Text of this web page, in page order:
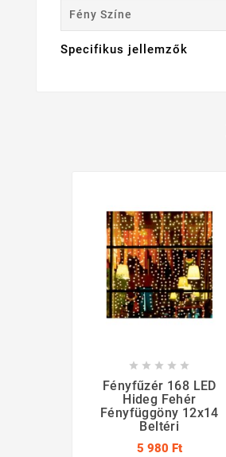
Fény Színe
Specifikus jellemzők
    
Fényfűzér 168 LED
Hideg Fehér
Fényfüggöny 12x14
Beltéri
5 980 Ft